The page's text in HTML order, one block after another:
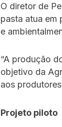
O diretor de
pasta atua em
e
“A produção
objetivo da
aos
Projeto piloto